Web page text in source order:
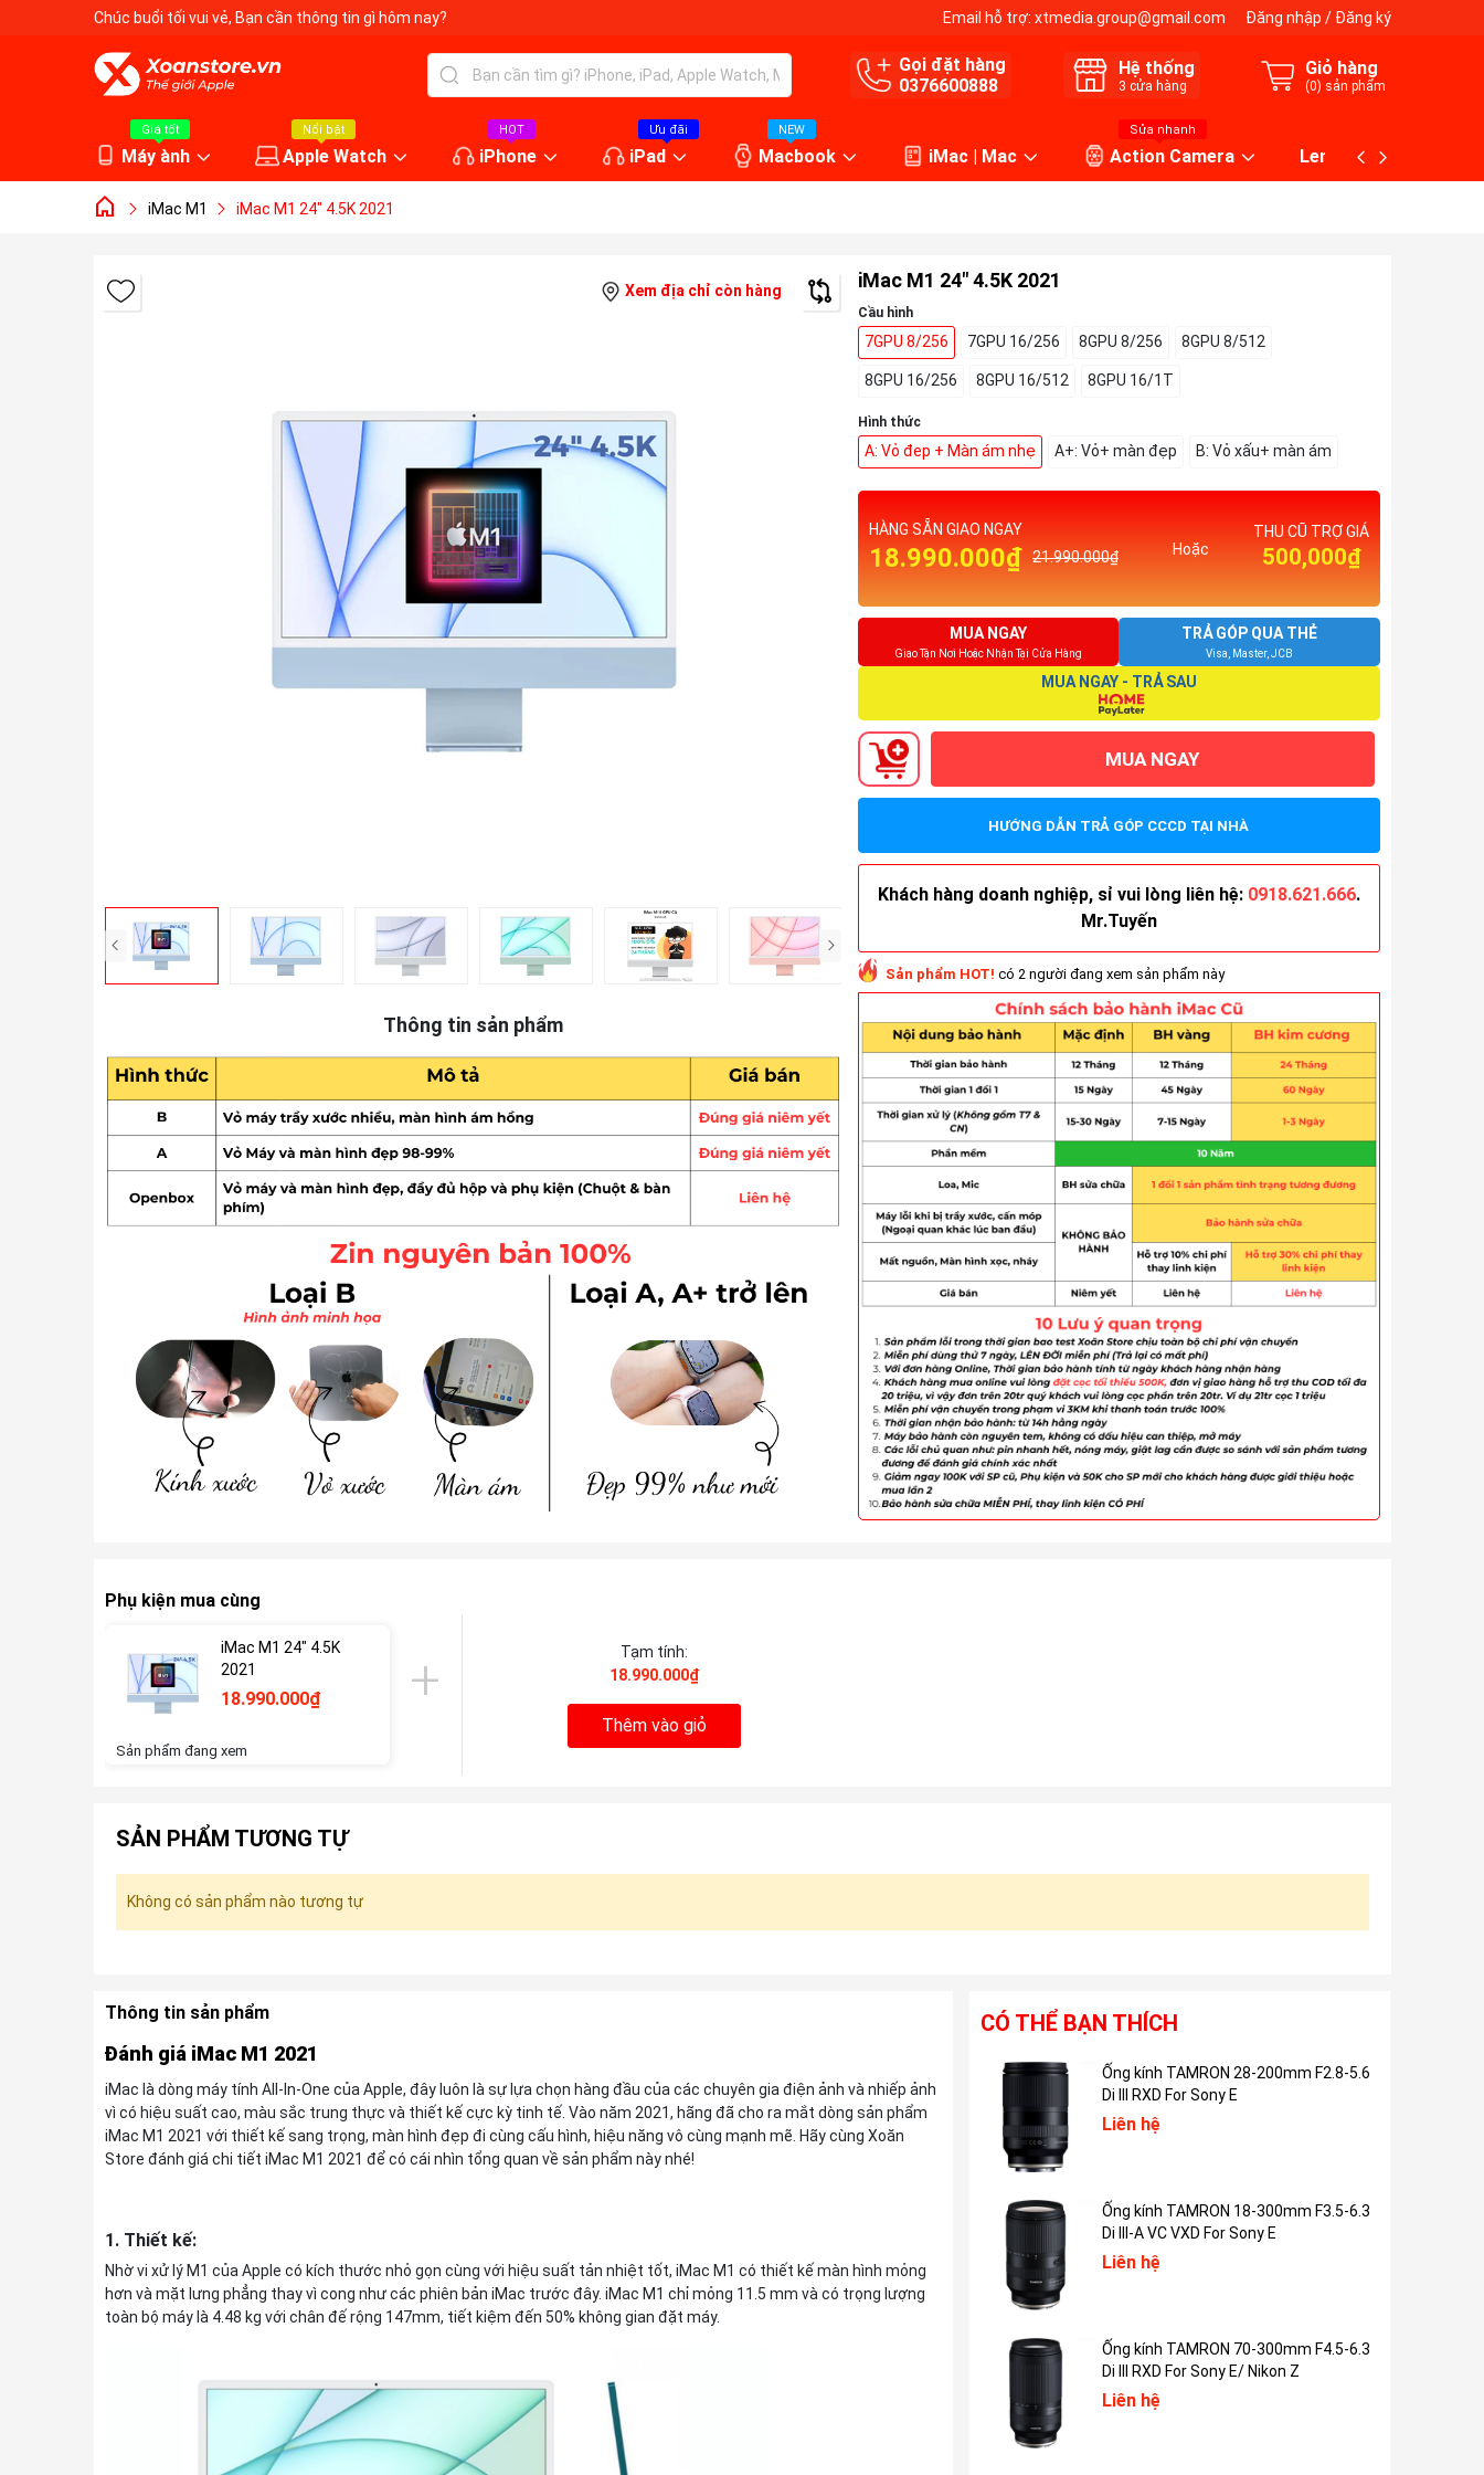
Chúc buổi tối vui vẻ, Bạn cần thông tin gì hôm nay? Email hỗ trợ: xtmedia.group@gmail.com Đăng nhập / Đăng ký
Gọi đặt hàng
0376600888
Hệ thống
3 cửa hàng
Giỏ hàng
(0) sản phẩm
Giá tốt
Máy ành
Nổi bật
Apple Watch
HOT
iPhone
Ưu đãi
iPad
NEW
Macbook iMac | Mac
Sửa nhanh
Action Camera Lens máy ảnh
iMac M1 iMac M1 24" 4.5K 2021
Xem địa chỉ còn hàng
Thông tin sản phẩm
iMac M1 24" 4.5K 2021
Cầu hình
7GPU 8/256 7GPU 16/256 8GPU 8/256 8GPU 8/512
8GPU 16/256 8GPU 16/512 8GPU 16/1T
Hình thức
A: Vỏ đep + Màn ám nhẹ A+: Vỏ+ màn đẹp B: Vỏ xấu+ màn ám
HÀNG SẴN GIAO NGAY
18.990.000₫ 21.990.000₫ Hoặc
THU CŨ TRỢ GIÁ
500,000₫
MUA NGAY
Giao Tận Nơi Hoặc Nhận Tại Cửa Hàng
TRẢ GÓP QUA THẺ
Visa, Master, JCB
MUA NGAY - TRẢ SAU
MUA NGAY
HƯỚNG DẪN TRẢ GÓP CCCD TẠI NHÀ
Khách hàng doanh nghiệp, sỉ vui lòng liên hệ: 0918.621.666.
Mr.Tuyến
Sản phẩm HOT! có 2 người đang xem sản phẩm này
Phụ kiện mua cùng
iMac M1 24" 4.5K
2021
18.990.000₫
Sản phẩm đang xem
Tạm tính:
18.990.000₫
Thêm vào giỏ
SẢN PHẨM TƯƠNG TỰ
Không có sản phẩm nào tương tự
Thông tin sản phẩm
Đánh giá iMac M1 2021
iMac là dòng máy tính All-In-One của Apple, đây luôn là sự lựa chọn hàng đầu của các chuyên gia điện ảnh và nhiếp ảnh
vì có hiệu suất cao, màu sắc trung thực và thiết kế cực kỳ tinh tế. Vào năm 2021, hãng đã cho ra mắt dòng sản phẩm
iMac M1 2021 với thiết kế sang trọng, màn hình đẹp đi cùng cấu hình, hiệu năng vô cùng mạnh mẽ. Hãy cùng Xoăn
Store đánh giá chi tiết iMac M1 2021 để có cái nhìn tổng quan về sản phẩm này nhé!
1. Thiết kế:
Nhờ vi xử lý M1 của Apple có kích thước nhỏ gọn cùng với hiệu suất tản nhiệt tốt, iMac M1 có thiết kế màn hình mỏng
hơn và mặt lưng phẳng thay vì cong như các phiên bản iMac trước đây. iMac M1 chỉ mỏng 11.5 mm và có trọng lượng
toàn bộ máy là 4.48 kg với chân đế rộng 147mm, tiết kiệm đến 50% không gian đặt máy.
CÓ THỂ BẠN THÍCH
III VC VXD For Sony E
Liên hệ
Ống kính TAMRON 28-200mm F2.8-5.6
Di III RXD For Sony E
Liên hệ
Liên hệ
Ống kính TAMRON 18-300mm F3.5-6.3
Di III-A VC VXD For Sony E
Liên hệ
Ống kính TAMRON 70-300mm F4.5-6.3
Di III RXD For Sony E/ Nikon Z
Liên hệ